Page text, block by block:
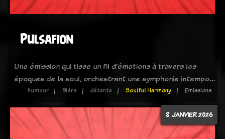
Pulsafion
Une émission qui tisse un fil d'émotions à travers les
époques de la soul, orchestrant une symphonie intempo…
humour Bière détente Soulful Harmony Emissions
8 JANVIER 2026